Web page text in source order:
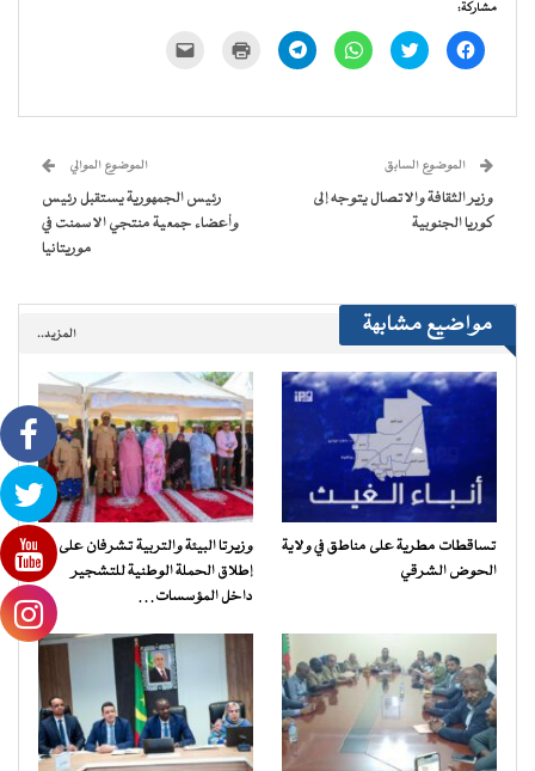
مشاركة:
انقر
للمشاركة
في
اضغط
للمشاركة
في
انقر
للمشاركة
في
انقر
للمشاركة
في
للطباعة
جديدة) الإلكتروني
جديدة)
الموضوع السابق
وزير الثقافة والاتصال يتوجه إلى
كوريا الجنوبية
الموضوع الموالي
رئيس الجمهورية يستقبل رئيس
وأعضاء جمعية منتجي الاسمنت في
موريتانيا
مواضيع مشابهة المزيد..
تساقطات مطرية على مناطق في ولاية
الحوض الشرقي
وزيرتا البيئة والتربية تشرفان على
إطلاق الحملة الوطنية للتشجير
داخل المؤسسات…